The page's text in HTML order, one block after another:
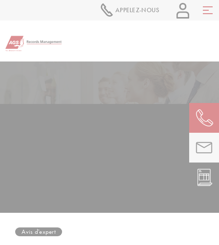
APPELEZ-NOUS
Avis d'expert